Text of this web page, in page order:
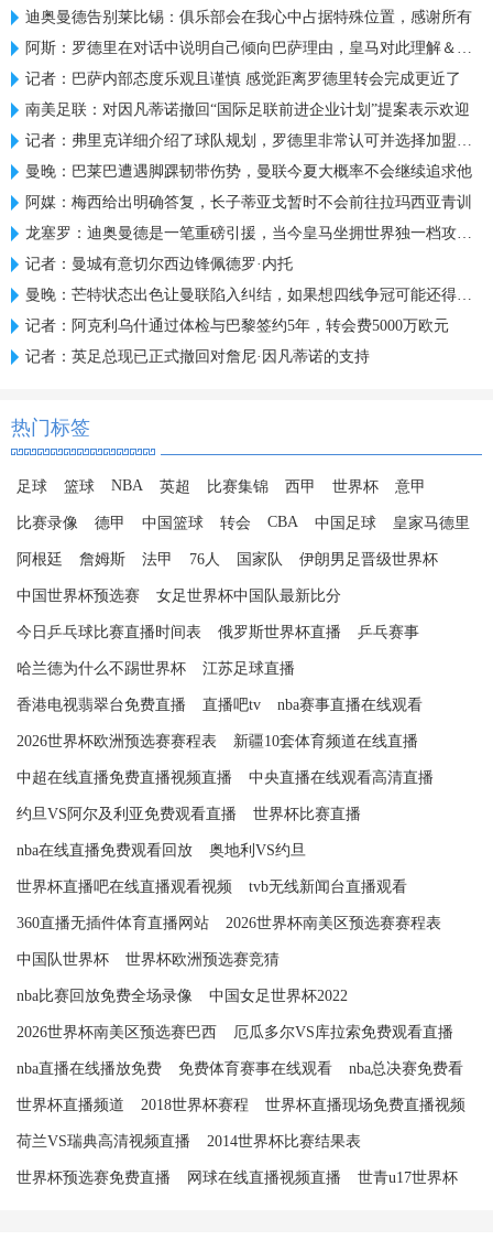
迪奥曼德告别莱比锡：俱乐部会在我心中占据特殊位置，感谢所有
阿斯：罗德里在对话中说明自己倾向巴萨理由，皇马对此理解＆祝好
记者：巴萨内部态度乐观且谨慎 感觉距离罗德里转会完成更近了
南美足联：对因凡蒂诺撤回“国际足联前进企业计划”提案表示欢迎
记者：弗里克详细介绍了球队规划，罗德里非常认可并选择加盟巴萨
曼晚：巴莱巴遭遇脚踝韧带伤势，曼联今夏大概率不会继续追求他
阿媒：梅西给出明确答复，长子蒂亚戈暂时不会前往拉玛西亚青训
龙塞罗：迪奥曼德是一笔重磅引援，当今皇马坐拥世界独一档攻击线
记者：曼城有意切尔西边锋佩德罗·内托
曼晚：芒特状态出色让曼联陷入纠结，如果想四线争冠可能还得买人
记者：阿克利乌什通过体检与巴黎签约5年，转会费5000万欧元
记者：英足总现已正式撤回对詹尼·因凡蒂诺的支持
热门标签
足球 篮球 NBA 英超 比赛集锦 西甲 世界杯 意甲
比赛录像 德甲 中国篮球 转会 CBA 中国足球 皇家马德里
阿根廷 詹姆斯 法甲 76人 国家队 伊朗男足晋级世界杯
中国世界杯预选赛 女足世界杯中国队最新比分
今日乒乓球比赛直播时间表 俄罗斯世界杯直播 乒乓赛事
哈兰德为什么不踢世界杯 江苏足球直播
香港电视翡翠台免费直播 直播吧tv nba赛事直播在线观看
2026世界杯欧洲预选赛赛程表 新疆10套体育频道在线直播
中超在线直播免费直播视频直播 中央直播在线观看高清直播
约旦VS阿尔及利亚免费观看直播 世界杯比赛直播
nba在线直播免费观看回放 奥地利VS约旦
世界杯直播吧在线直播观看视频 tvb无线新闻台直播观看
360直播无插件体育直播网站 2026世界杯南美区预选赛赛程表
中国队世界杯 世界杯欧洲预选赛竞猜
nba比赛回放免费全场录像 中国女足世界杯2022
2026世界杯南美区预选赛巴西 厄瓜多尔VS库拉索免费观看直播
nba直播在线播放免费 免费体育赛事在线观看 nba总决赛免费看
世界杯直播频道 2018世界杯赛程 世界杯直播现场免费直播视频
荷兰VS瑞典高清视频直播 2014世界杯比赛结果表
世界杯预选赛免费直播 网球在线直播视频直播 世青u17世界杯